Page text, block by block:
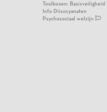
Toolboxen: Basisveiligheid
Info Diisocyanaten
Psychosociaal welzijn